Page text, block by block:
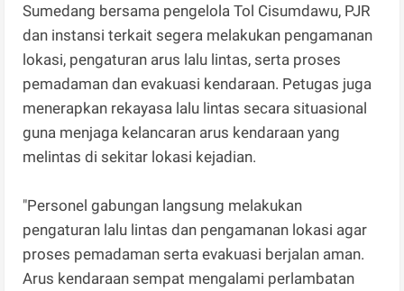
Sumedang bersama pengelola Tol Cisumdawu, PJR
dan instansi terkait segera melakukan pengamanan
lokasi, pengaturan arus lalu lintas, serta proses
pemadaman dan evakuasi kendaraan. Petugas juga
menerapkan rekayasa lalu lintas secara situasional
guna menjaga kelancaran arus kendaraan yang
melintas di sekitar lokasi kejadian.
"Personel gabungan langsung melakukan
pengaturan lalu lintas dan pengamanan lokasi agar
proses pemadaman serta evakuasi berjalan aman.
Arus kendaraan sempat mengalami perlambatan